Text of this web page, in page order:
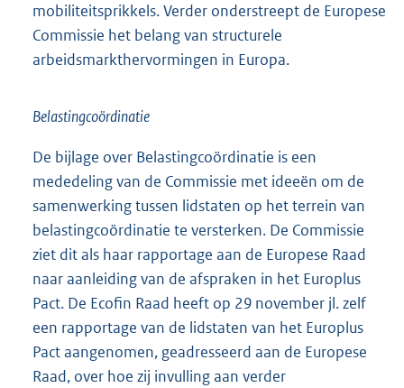
mobiliteitsprikkels. Verder onderstreept de Europese
Commissie het belang van structurele
arbeidsmarkthervormingen in Europa.
Belastingcoördinatie
De bijlage over Belastingcoördinatie is een
mededeling van de Commissie met ideeën om de
samenwerking tussen lidstaten op het terrein van
belastingcoördinatie te versterken. De Commissie
ziet dit als haar rapportage aan de Europese Raad
naar aanleiding van de afspraken in het Europlus
Pact. De Ecofin Raad heeft op 29 november jl. zelf
een rapportage van de lidstaten van het Europlus
Pact aangenomen, geadresseerd aan de Europese
Raad, over hoe zij invulling aan verder